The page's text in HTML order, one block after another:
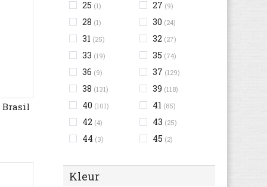
25 (1) 27 (9)
28 (1) 30 (24)
31 (25) 32 (27)
33 (19) 35 (74)
36 (9) 37 (129)
38 (131) 39 (118)
40 (101) 41 (85)
42 (4) 43 (25)
44 (3) 45 (2)
Kleur
Brasil